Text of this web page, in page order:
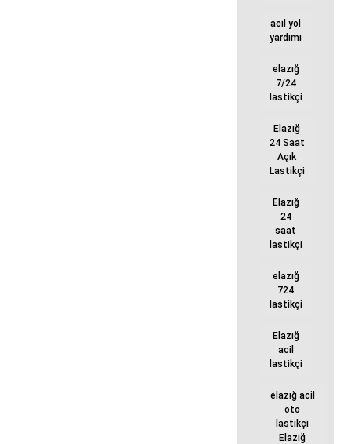
acil yol
yardımı
elazığ
7/24
lastikçi
Elazığ
24 Saat
Açık
Lastikçi
Elazığ
24
saat
lastikçi
elazığ
724
lastikçi
Elazığ
acil
lastikçi
elazığ acil
oto
lastikçi
Elazığ